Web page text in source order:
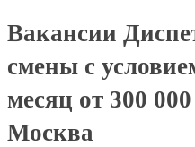
Вакансии
смены с
месяц от 300
Москва